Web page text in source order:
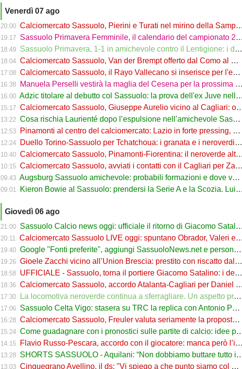
Venerdì 07 ago
20:00 Calciomercato Sassuolo, Pierini e Turati nel mirino della Sampdoria
19:17 Sassuolo Primavera Femminile, il calendario del campionato 26/27: si parte a Parma
18:49 Sassuolo Primavera, 1-1 in amichevole contro il Lentigione: i dettagli
18:04 Calciomercato Sassuolo, Van der Brempt offerto dal Como al Cagliari per avere Esposito
17:08 Calciomercato Sassuolo, il Rayo Vallecano si inserisce per l'ex Torino Obrador
16:38 Manuela Perselli vestirà la maglia del Cesena per la prossima stagione
16:00 Adzic titolare al debutto col Sassuolo: la prova dell'ex Juve nell'1-4 col Celta
15:17 Calciomercato Sassuolo, Giuseppe Aurelio vicino al Cagliari: operazione in dirittura d’arrivo
13:22 Cosa rischia Laurienté dopo l’espulsione nell’amichevole Sassuolo-Celta Vigo
12:53 Pinamonti al centro del calciomercato: Lazio in forte pressing, Fiorentina osserva
12:24 Duello Torino-Sassuolo per Tchatchoua: i granata e i neroverdi valutano per l'ex Verona
10:40 Calciomercato Sassuolo, Pinamonti-Fiorentina: il neroverde alternativa a Pellegrino del Parma
10:15 Calciomercato Sassuolo, avviati i contatti con il Cagliari per Zappa
09:43 Augsburg Sassuolo amichevole: probabili formazioni e dove vederla in tv e streaming
09:01 Kieron Bowie al Sassuolo: prendersi la Serie A e la Scozia. Lui o Pinamonti: chi sarà titolare
Giovedì 06 ago
21:00 Sassuolo Calcio news oggi: ufficiale il ritorno di Giacomo Satalino a un mese dall'addio
20:11 Calciomercato Sassuolo LIVE oggi: spuntano Obrador, Valeri e Darmian per la difesa
19:40 Google "Fonti preferite", aggiungi SassuoloNews.net e personalizza le tue notizie
19:26 Gioele Zacchi vicino all’Union Brescia: prestito con riscatto dal Sassuolo
18:58 UFFICIALE - Sassuolo, torna il portiere Giacomo Satalino: i dettagli
18:36 Calciomercato Sassuolo, accordo Atalanta-Cagliari per Daniel Maldini: i dettagli
17:30 La locomotiva neroverde continua a sferragliare. Un aspetto preoccupa Aquilani dopo il Celta
17:06 Sassuolo Celta Vigo: stasera su TRC la replica con Antonio Parrotto seconda voce nel 2° tempo
16:28 Calciomercato Sassuolo, Freuler valuta seriamente la proposta neroverde
15:24 Come guadagnare con i pronostici sulle partite di calcio: idee per gli appassionati di sport
14:15 Flavio Russo-Pescara, accordo con il giocatore: manca però l’intesa con il Sassuolo
13:28 SHORTS SASSUOLO - Aquilani: “Non dobbiamo buttare tutto in vacca”
13:03 Cinquegrano Avellino, il ds: "Vi spiego a che punto siamo col Sassuolo"